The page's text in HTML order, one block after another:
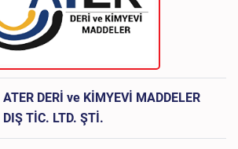
ATER DERİ ve KİMYEVİ MADDELER
DIŞ TİC. LTD. ŞTİ.